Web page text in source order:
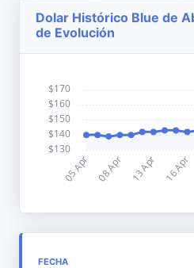
Dolar Histórico Blue de
de Evolución
FECHA